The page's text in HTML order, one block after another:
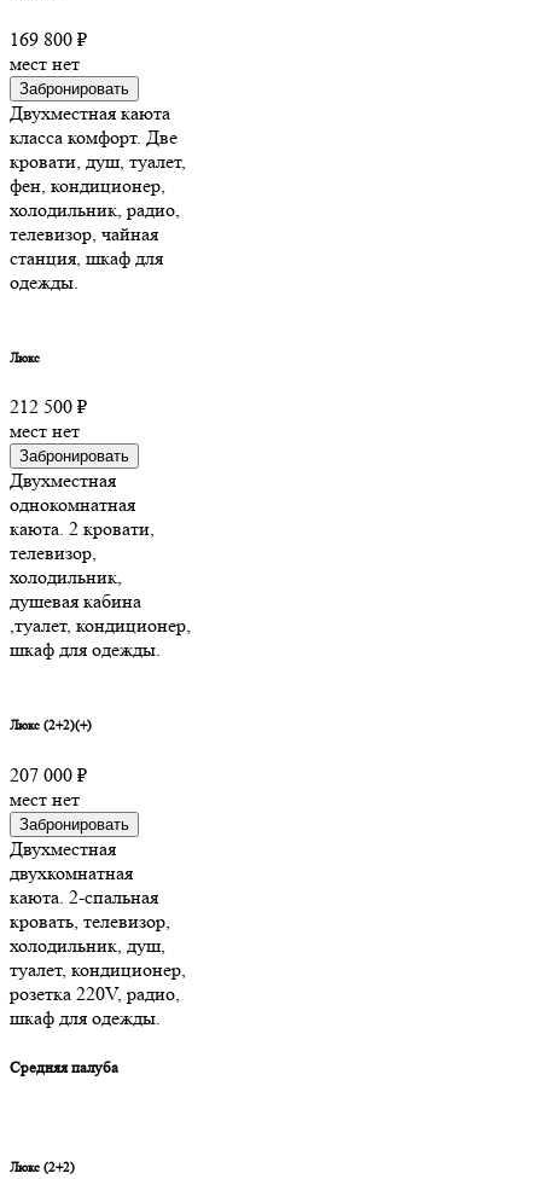
169 800 ₽
мест нет
Забронировать
Двухместная каюта
класса комфорт. Две
кровати, душ, туалет,
фен, кондиционер,
холодильник, радио,
телевизор, чайная
станция, шкаф для
одежды.
Люкс
212 500 ₽
мест нет
Забронировать
Двухместная
однокомнатная
каюта. 2 кровати,
телевизор,
холодильник,
душевая кабина
,туалет, кондиционер,
шкаф для одежды.
Люкс (2+2)(+)
207 000 ₽
мест нет
Забронировать
Двухместная
двухкомнатная
каюта. 2-спальная
кровать, телевизор,
холодильник, душ,
туалет, кондиционер,
розетка 220V, радио,
шкаф для одежды.
Средняя палуба
Люкс (2+2)